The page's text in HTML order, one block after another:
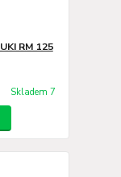
RM 125
Skladem 7